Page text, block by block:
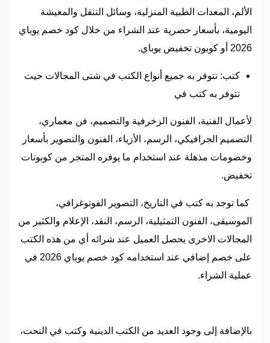
الألم، المعدات الطبية المنزلية، وسائل التنقل والمعيشة
اليومية، بأسعار حصرية عند الشراء من خلال كود خصم يوباي
2026 أو كوبون تخفيض يوباي.
كتب: تتوفر به جميع أنواع الكتب في شتى المجالات حيث
تتوفر به كتب في
لأعمال الفنية، الفنون الزخرفية والتصميم، فن معماري،
التصميم الجرافيكي، الرسم، الأزياء، الفنون والتصوير بأسعار
وخصومات مذهلة عند استخدام ما يوفره المتجر من كوبونات
تخفيض.
كما توجد به كتب في التاريخ، التصوير الفوتوغرافي،
الموسيقى، الفنون التمثيلية، الرسم، النقد، الإعلام والكثير من
المجالات الاخرى يحصل العميل عند شرائه أي من هذه الكتب
على خصم إضافي عند استخدامه كود خصم يوباي 2026 في
عملية الشراء.
بالإضافة إلى وجود العديد من الكتب الدينية وكتب في النحت،